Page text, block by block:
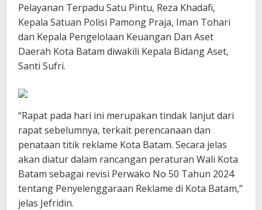
Pelayanan Terpadu Satu Pintu, Reza Khadafi,
Kepala Satuan Polisi Pamong Praja, Iman Tohari
dan Kepala Pengelolaan Keuangan Dan Aset
Daerah Kota Batam diwakili Kepala Bidang Aset,
Santi Sufri.
“Rapat pada hari ini merupakan tindak lanjut dari
rapat sebelumnya, terkait perencanaan dan
penataan titik reklame Kota Batam. Secara jelas
akan diatur dalam rancangan peraturan Wali Kota
Batam sebagai revisi Perwako No 50 Tahun 2024
tentang Penyelenggaraan Reklame di Kota Batam,”
jelas Jefridin.